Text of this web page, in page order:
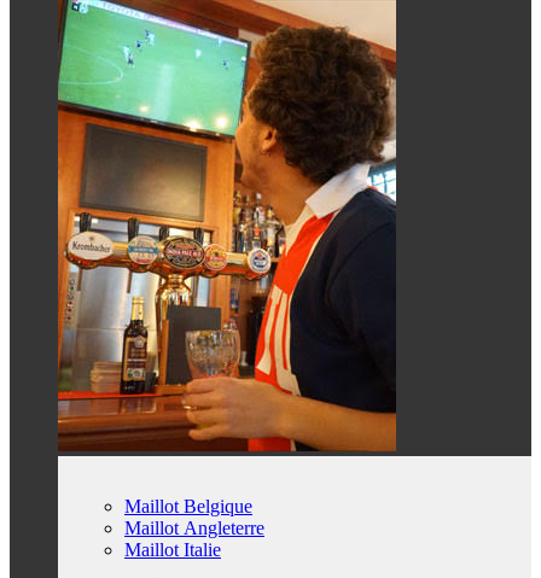
Maillot Belgique
Maillot Angleterre
Maillot Italie